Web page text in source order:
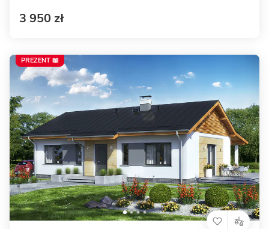
3 950 zł
PREZENT 📖